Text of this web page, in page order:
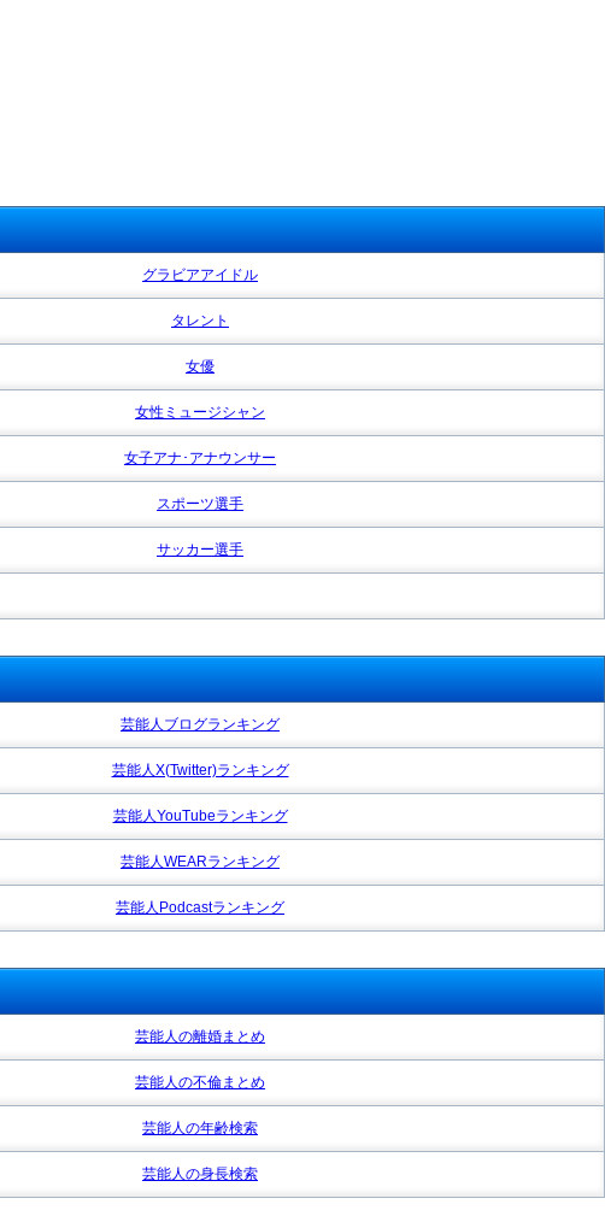
グラビアアイドル
タレント
女優
女性ミュージシャン
女子アナ･アナウンサー
スポーツ選手
サッカー選手
芸能人ブログランキング
芸能人X(Twitter)ランキング
芸能人YouTubeランキング
芸能人WEARランキング
芸能人Podcastランキング
芸能人の離婚まとめ
芸能人の不倫まとめ
芸能人の年齢検索
芸能人の身長検索